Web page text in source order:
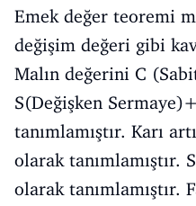
Emek değer teoremi
değişim değeri gibi
Malın değerini C
S(Değişken
tanımlamıştır. Karı
olarak tanımlamıştır.
olarak tanımlamıştır.